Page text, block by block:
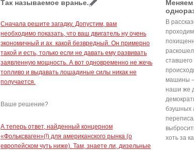
Так называемое вранье.
Сначала решите загадку. Допустим, вам
необходимо показать, что ваш двигатель ну очень
экономичный и ах какой безвредный. Он примерно
такой и есть, только если не давать ему развивать
заявленную мощность. А вот одновременно не жечь
топливо и выдавать лошадиные силы никак не
получается.
Ваше решение?
А теперь ответ, найденный концерном
«Фольксваген»(!) для американского рынка (о
европейском чуть ниже). Там, знаете ли, дизельные
Меняем
В
машины –
наши же
бэушных
хоть за